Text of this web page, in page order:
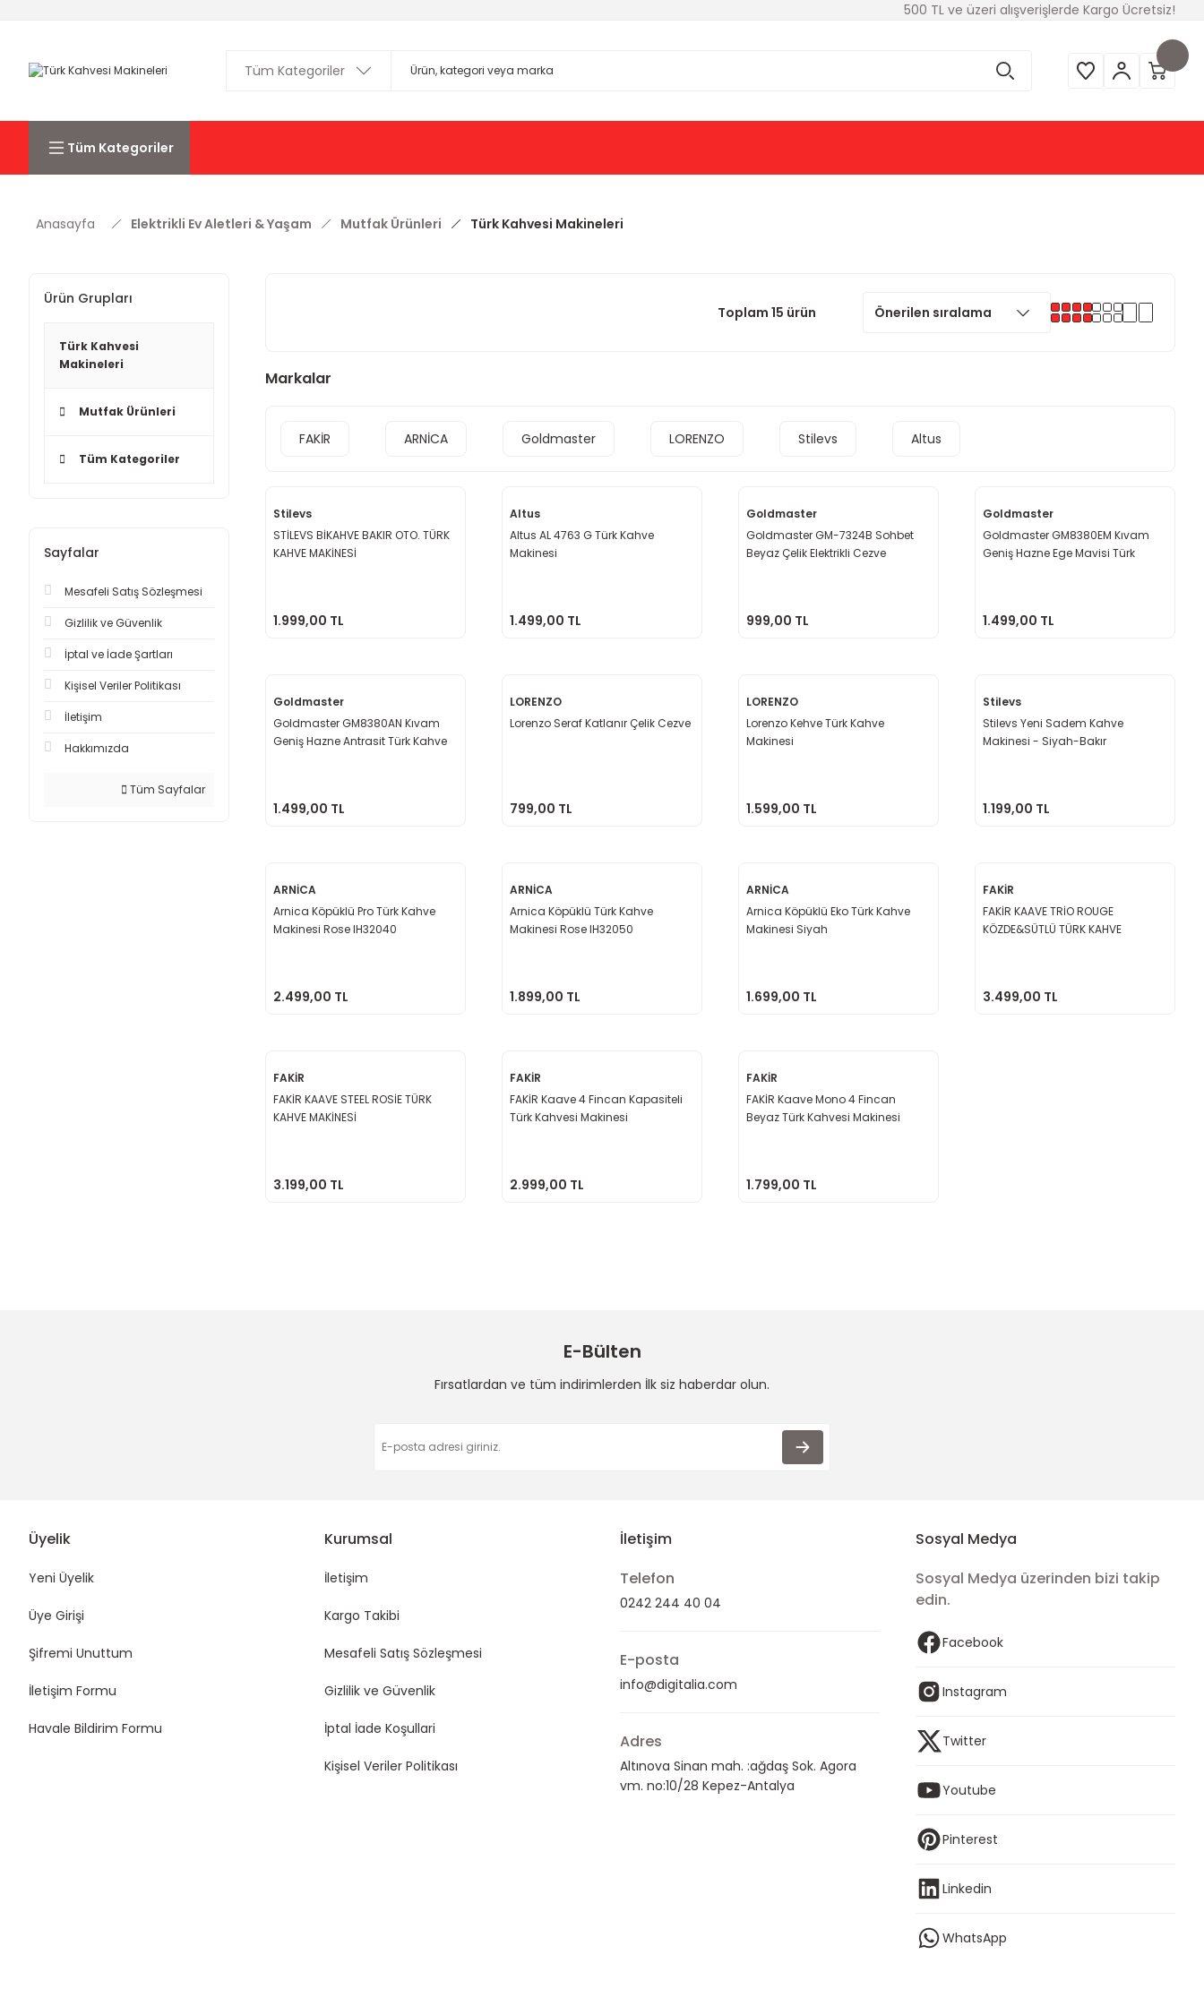
500 TL ve üzeri alışverişlerde Kargo Ücretsiz!
Tüm Kategoriler
Anasayfa Elektrikli Ev Aletleri & Yaşam Mutfak Ürünleri Türk Kahvesi Makineleri
Ürün Grupları
Türk Kahvesi
Makineleri
Mutfak Ürünleri
Tüm Kategoriler
Sayfalar
Mesafeli Satış Sözleşmesi
Gizlilik ve Güvenlik
İptal ve İade Şartları
Kişisel Veriler Politikası
İletişim
Hakkımızda
Tüm Sayfalar
Toplam 15 ürün
Markalar
FAKİR ARNİCA Goldmaster LORENZO Stilevs Altus
Stilevs
STİLEVS BİKAHVE BAKIR OTO. TÜRK
KAHVE MAKİNESİ
1.999,00 TL
Altus
Altus AL 4763 G Türk Kahve
Makinesi
1.499,00 TL
Goldmaster
Goldmaster GM-7324B Sohbet
Beyaz Çelik Elektrikli Cezve
999,00 TL
Goldmaster
Goldmaster GM8380EM Kıvam
Geniş Hazne Ege Mavisi Türk
1.499,00 TL
Goldmaster
Goldmaster GM8380AN Kıvam
Geniş Hazne Antrasit Türk Kahve
1.499,00 TL
LORENZO
Lorenzo Seraf Katlanır Çelik Cezve
799,00 TL
LORENZO
Lorenzo Kehve Türk Kahve
Makinesi
1.599,00 TL
Stilevs
Stilevs Yeni Sadem Kahve
Makinesi - Siyah-Bakır
1.199,00 TL
ARNİCA
Arnica Köpüklü Pro Türk Kahve
Makinesi Rose IH32040
2.499,00 TL
ARNİCA
Arnica Köpüklü Türk Kahve
Makinesi Rose IH32050
1.899,00 TL
ARNİCA
Arnica Köpüklü Eko Türk Kahve
Makinesi Siyah
1.699,00 TL
FAKİR
FAKİR KAAVE TRİO ROUGE
KÖZDE&SÜTLÜ TÜRK KAHVE
3.499,00 TL
FAKİR
FAKİR KAAVE STEEL ROSİE TÜRK
KAHVE MAKİNESİ
3.199,00 TL
FAKİR
FAKİR Kaave 4 Fincan Kapasiteli
Türk Kahvesi Makinesi
2.999,00 TL
FAKİR
FAKİR Kaave Mono 4 Fincan
Beyaz Türk Kahvesi Makinesi
1.799,00 TL
E-Bülten
Fırsatlardan ve tüm indirimlerden İlk siz haberdar olun.
Üyelik
Yeni Üyelik
Üye Girişi
Şifremi Unuttum
İletişim Formu
Havale Bildirim Formu
Kurumsal
İletişim
Kargo Takibi
Mesafeli Satış Sözleşmesi
Gizlilik ve Güvenlik
İptal İade Koşullari
Kişisel Veriler Politikası
İletişim
Telefon
0242 244 40 04
E-posta
info@digitalia.com
Adres
Altınova Sinan mah. :ağdaş Sok. Agora
vm. no:10/28 Kepez-Antalya
Sosyal Medya
Sosyal Medya üzerinden bizi takip
edin.
Facebook
Instagram
Twitter
Youtube
Pinterest
Linkedin
WhatsApp